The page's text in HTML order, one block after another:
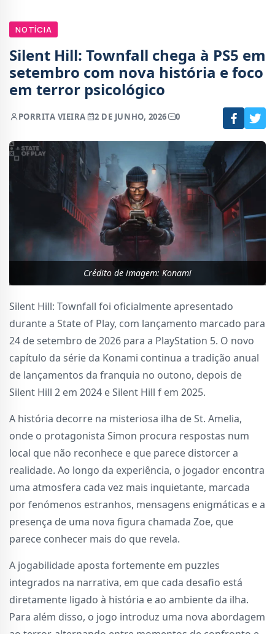
NOTÍCIA
Silent Hill: Townfall chega à PS5 em
setembro com nova história e foco
em terror psicológico
PORRITA VIEIRA 2 DE JUNHO, 2026 0
Crédito de imagem: Konami
Silent Hill: Townfall foi oficialmente apresentado
durante a State of Play, com lançamento marcado para
24 de setembro de 2026 para a PlayStation 5. O novo
capítulo da série da Konami continua a tradição anual
de lançamentos da franquia no outono, depois de
Silent Hill 2 em 2024 e Silent Hill f em 2025.
A história decorre na misteriosa ilha de St. Amelia,
onde o protagonista Simon procura respostas num
local que não reconhece e que parece distorcer a
realidade. Ao longo da experiência, o jogador encontra
uma atmosfera cada vez mais inquietante, marcada
por fenómenos estranhos, mensagens enigmáticas e a
presença de uma nova figura chamada Zoe, que
parece conhecer mais do que revela.
A jogabilidade aposta fortemente em puzzles
integrados na narrativa, em que cada desafio está
diretamente ligado à história e ao ambiente da ilha.
Para além disso, o jogo introduz uma nova abordagem